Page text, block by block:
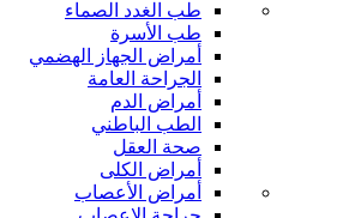
طب الغدد الصماء
طب الأسرة
أمراض الجهاز الهضمي
الجراحة العامة
أمراض الدم
الطب الباطني
صحة العقل
أمراض الكلى
أمراض الأعصاب